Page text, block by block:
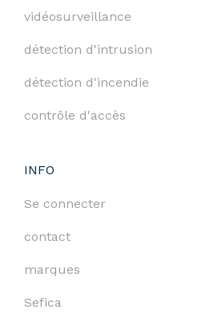
vidéosurveillance
détection d'intrusion
détection d'incendie
contrôle d'accès
INFO
Se connecter
contact
marques
Sefica